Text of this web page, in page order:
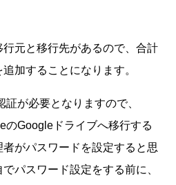
行元と移行先があるので、合計
加することになります。
が必要となりますので、
のGoogleドライブへ移行する
がパスワードを設定すると思
パスワード設定をする前に、